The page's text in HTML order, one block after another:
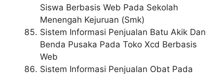
Siswa Berbasis Web Pada Sekolah
Menengah Kejuruan (Smk)
Sistem Informasi Penjualan Batu Akik Dan
Benda Pusaka Pada Toko Xcd Berbasis
Web
Sistem Informasi Penjualan Obat Pada